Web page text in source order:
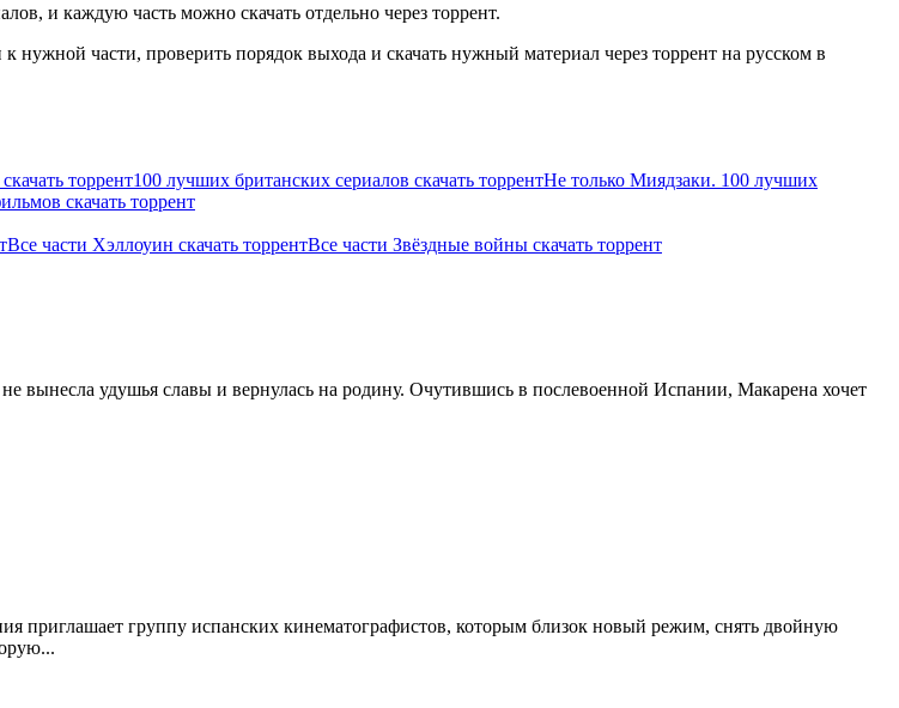
и каждую часть можно скачать отдельно через торрент.
части, проверить порядок выхода и скачать нужный материал через торрент на русском в
торрент100 лучших британских сериалов скачать торрентНе только Миядзаки. 100 лучших
скачать торрент
Все части Хэллоуин скачать торрентВсе части Звёздные войны скачать торрент
вынесла удушья славы и вернулась на родину. Очутившись в послевоенной Испании, Макарена хочет
приглашает группу испанских кинематографистов, которым близок новый режим, снять двойную